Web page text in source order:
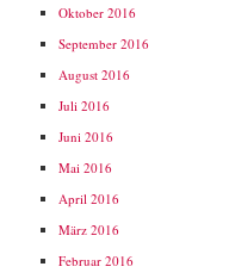
Oktober 2016
September 2016
August 2016
Juli 2016
Juni 2016
Mai 2016
April 2016
März 2016
Februar 2016